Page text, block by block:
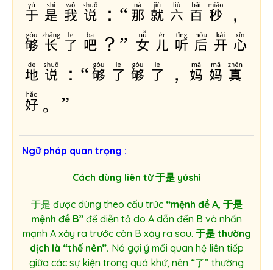
于是我说：“那就六百秒，
够长了吧？” 女儿听后开心
地说：“够了够了，妈妈真
好。”
Ngữ pháp quan trọng :
Cách dùng liên từ 于是 yúshì
于是 được dùng theo cấu trúc “mệnh đề A, 于是
mệnh đề B” để diễn tả do A dẫn đến B và nhấn
mạnh A xảy ra trước còn B xảy ra sau. 于是 thường
dịch là “thế nên”. Nó gợi ý mối quan hệ liên tiếp
giữa các sự kiện trong quá khứ, nên “了” thường